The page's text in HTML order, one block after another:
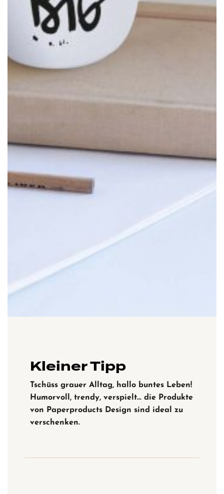
Kleiner Tipp
Tschüss grauer Alltag, hallo buntes Leben!
Humorvoll, trendy, verspielt… die Produkte
von Paperproducts Design sind ideal zu
verschenken.